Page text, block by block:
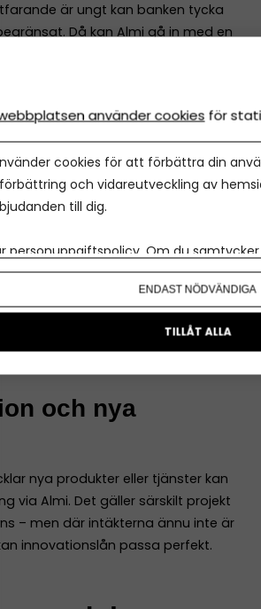
är ungt kan banken tycka
Då kan Almi gå in med en
– ofta genom ett s k mikrolån.
expansion
snabbt kan kapitalbehovet bli
är bekväm med. Här kan Almi
företagslån eller
med bank för att
fungerar Almis tillväxtlån?Läs
och nya
nya produkter eller tjänster kan
via Almi. Det gäller särskilt projekt
– men där intäkterna ännu inte är
innovationslån passa perfekt.
använder cookies för
cookies för att förbättra din
och vidareutveckling av
till dig.
personuppgiftspolicy. Om du
ditt val i efterhand hittar du den
ENDAST NÖDVÄNDIGA
TILLÅT ALLA